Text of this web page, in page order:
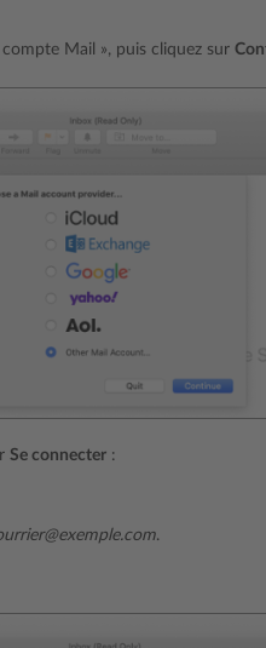
Mail », puis cliquez sur
Se connecter :
.